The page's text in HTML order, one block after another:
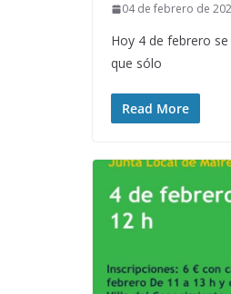
04 de febrero de
Hoy 4 de febrero
que sólo
Read More